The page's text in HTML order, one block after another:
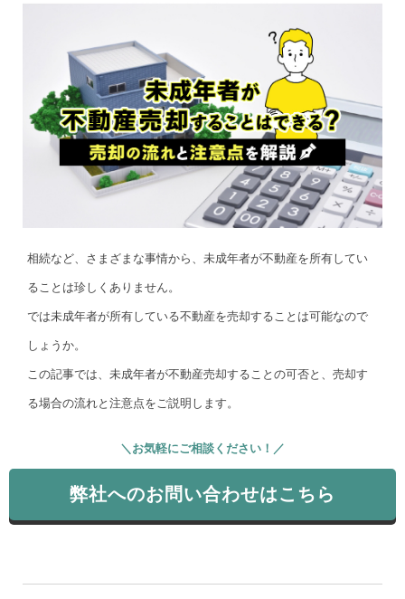
相続など、さまざまな事情から、未成年者が不動産を所有してい
ることは珍しくありません。
では未成年者が所有している不動産を売却することは可能なので
しょうか。
この記事では、未成年者が不動産売却することの可否と、売却す
る場合の流れと注意点をご説明します。
＼お気軽にご相談ください！／
弊社へのお問い合わせはこちら